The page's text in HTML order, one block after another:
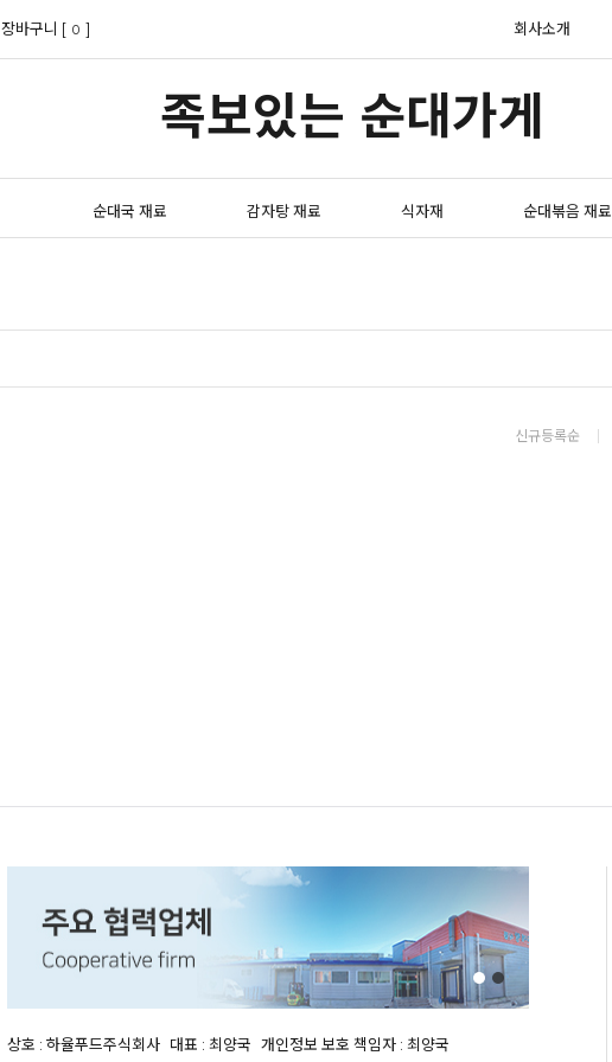
장바구니 [ 0 ] 회사소개
족보있는 순대가게
순대국 재료 감자탕 재료 식자재 순대볶음 재료
신규등록순
상호 : 하율푸드주식회사 대표 : 최양국 개인정보 보호 책임자 : 최양국